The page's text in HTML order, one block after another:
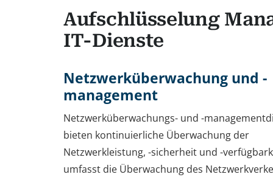
Aufschlüsselung
IT-Dienste
Netzwerküberwachung und -
management
Netzwerküberwachungs- und -
bieten kontinuierliche Überwachung der
Netzwerkleistung, -sicherheit und -
umfasst die Überwachung des